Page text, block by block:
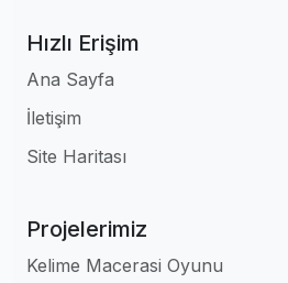
Hızlı Erişim
Ana Sayfa
İletişim
Site Haritası
Projelerimiz
Kelime Macerasi Oyunu